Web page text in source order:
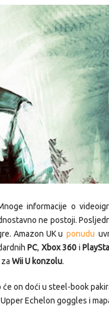
informacije o
ne postoji.
Amazon UK u ponudu
PC, Xbox 360 i
Wii U konzolu.
on doći u steel-book
Echelon goggles i